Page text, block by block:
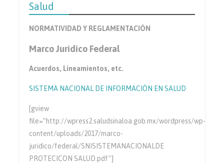
Salud
NORMATIVIDAD Y REGLAMENTACIÓN
Marco Jurídico Federal
Acuerdos, Lineamientos, etc.
SISTEMA NACIONAL DE INFORMACIÓN EN SALUD
[gview
file=”http://wpress2.saludsinaloa.gob.mx/wordpress/wp-
content/uploads/2017/marco-
juridico/federal/SNISISTEMANACIONALDE
PROTECICON SALUD.pdf”]